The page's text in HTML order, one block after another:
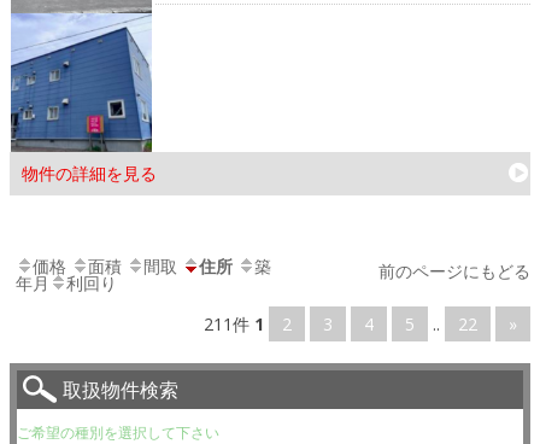
物件の詳細を見る
価格 面積 間取 住所 築
年月
利回り
211件 1 2 3 4 5 .. 22 »
前のページにもどる
取扱物件検索
ご希望の種別を選択して下さい